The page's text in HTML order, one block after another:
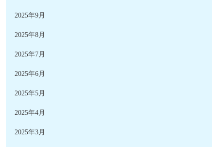
2025年9月
2025年8月
2025年7月
2025年6月
2025年5月
2025年4月
2025年3月